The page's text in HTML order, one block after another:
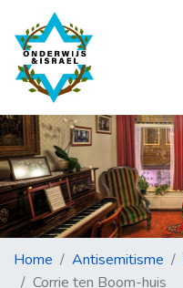
Home Antisemitisme
Corrie ten Boom-huis